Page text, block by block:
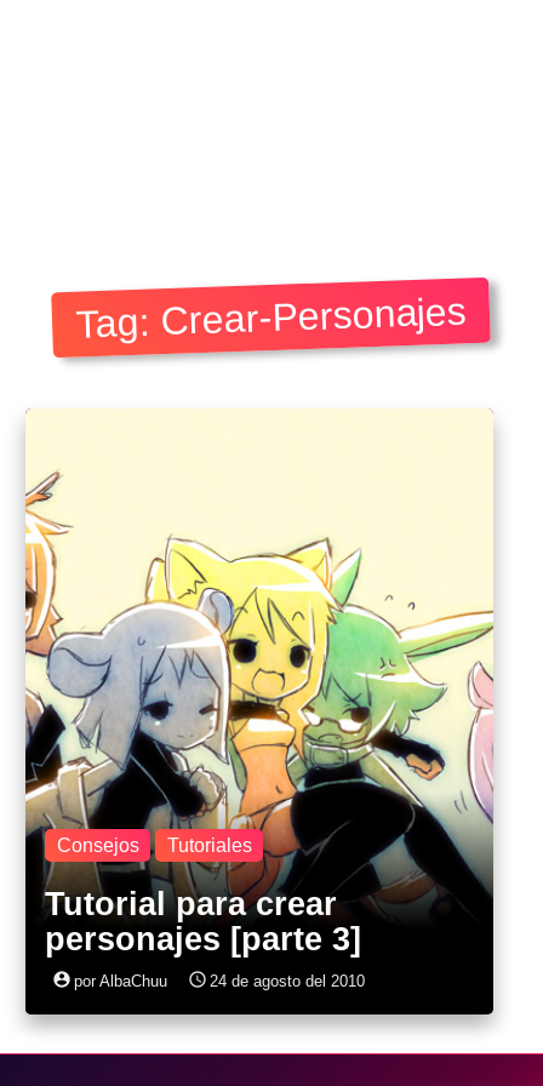
Tag: Crear-Personajes
Consejos Tutoriales
Tutorial para crear
personajes [parte 3]
account_circle por AlbaChuu access_time 24 de agosto del 2010